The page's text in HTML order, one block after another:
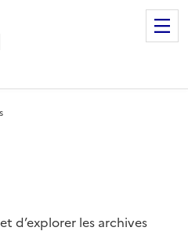
et de production
d’explorer les archives